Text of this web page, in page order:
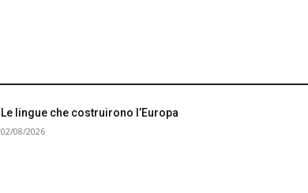
Le lingue che costruirono l’Europa
02/08/2026